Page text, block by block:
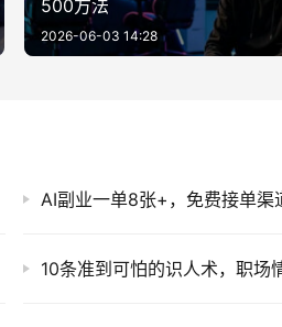
500方法
2026-06-03 14:28
AI副业一单8张+，免费接单渠
10条准到可怕的识人术，职场